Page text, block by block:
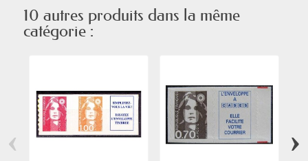
10 autres produits dans la même
catégorie :
‹ ›